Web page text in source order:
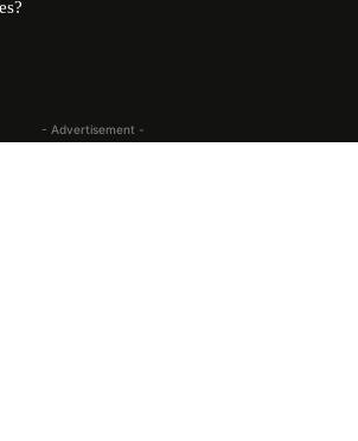
- Advertisement -